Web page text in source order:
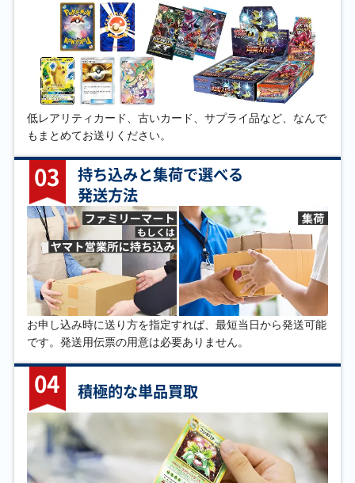
低レアリティカード、古いカード、サプライ品など、なんで
もまとめてお送りください。
持ち込みと集荷で選べる
発送方法
お申し込み時に送り方を指定すれば、最短当日から発送可能
です。発送用伝票の用意は必要ありません。
03
積極的な単品買取
04